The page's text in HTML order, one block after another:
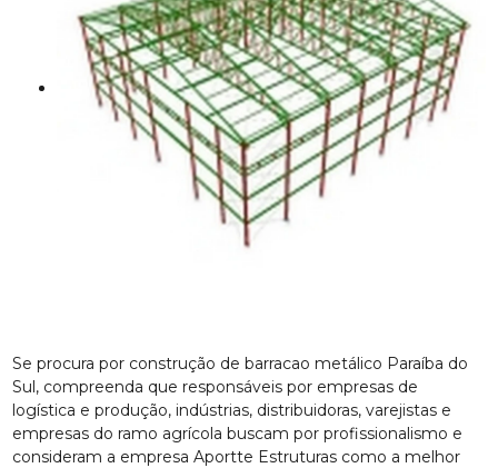
Se procura por construção de barracao metálico Paraíba do
Sul, compreenda que responsáveis por empresas de
logística e produção, indústrias, distribuidoras, varejistas e
empresas do ramo agrícola buscam por profissionalismo e
consideram a empresa Aportte Estruturas como a melhor